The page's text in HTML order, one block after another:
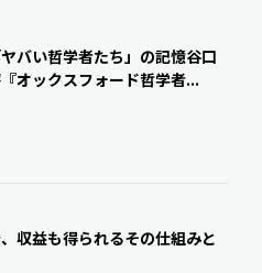
バい哲学者たち」の記憶――谷口
オックスフォード哲学者...
収益も得られるその仕組みと